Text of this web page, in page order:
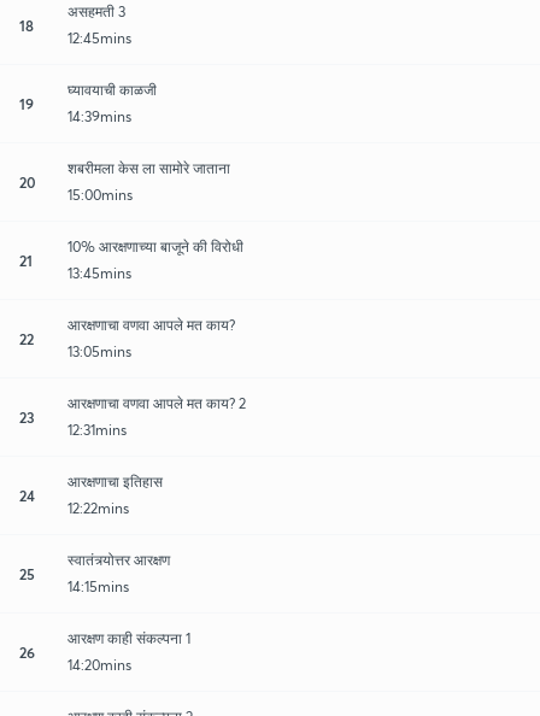
18
असहमती 3
12:45mins
19
घ्यावयाची काळजी
14:39mins
20
शबरीमला केस ला सामोरे जाताना
15:00mins
21
10% आरक्षणाच्या बाजूने की विरोधी
13:45mins
22
आरक्षणाचा वणवा आपले मत काय?
13:05mins
23
आरक्षणाचा वणवा आपले मत काय? 2
12:31mins
24
आरक्षणाचा इतिहास
12:22mins
25
स्वातंत्र्योत्तर आरक्षण
14:15mins
26
आरक्षण काही संकल्पना 1
14:20mins